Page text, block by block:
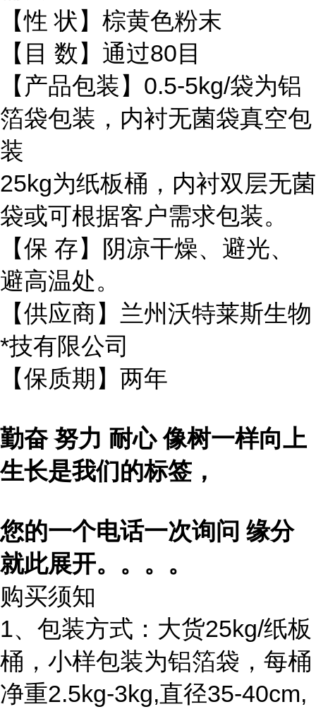
【性 状】棕黄色粉末
【目 数】通过80目
【产品包装】0.5-5kg/袋为铝
箔袋包装，内衬无菌袋真空包
装
25kg为纸板桶，内衬双层无菌
袋或可根据客户需求包装。
【保 存】阴凉干燥、避光、
避高温处。
【供应商】兰州沃特莱斯生物
*技有限公司
【保质期】两年
勤奋 努力 耐心 像树一样向上
生长是我们的标签，
您的一个电话一次询问 缘分
就此展开。。。。
购买须知
1、包装方式：大货25kg/纸板
桶，小样包装为铝箔袋，每桶
净重2.5kg-3kg,直径35-40cm,